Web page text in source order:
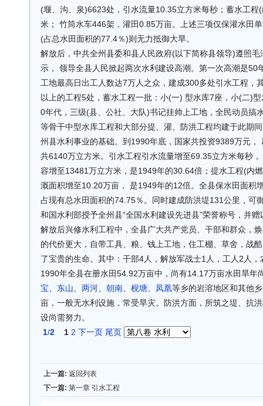
(堰、沟、泉)6623处，引水流量10.35立方米每秒；蓄水工
米； 竹筒水车446架，灌田0.85万亩。上述三项仅保灌水田
(占总水田面积的77.4％)则无力抵御大旱。
解放后，中共全州县委和县人民政府(以下简称县领导)遵照毛
示， 领导全县人民掀起两次水利建设高潮。第一次高潮是
工地最高日出工人数达7万人之众，建成300多处引水工程，
以上的工程5处，蓄水工程一批：小(一) 型水库7座，小(二)
0年代，三级(县、公社、大队)书记挂帅上工地，全民动员搞
等骨干中型水库工程和大部分提、灌、防洪工程均建于此期
州县水利事业的基础。到1990年底，国家共投资9389万元
共6140万立方米。引水工程引水流量增至69.35立方米每秒
容增至13481万立方米，是1949年的30.64倍；提水工程(内
溉面积增至10.20万亩， 是1949年的12倍。全县保水田面积
占现有总水田面积的74.75％。同时建成防洪堤131公里，可
和国水利部授予全州县“全国水利建设先进县”荣誉称号，并
解放后兴修水利工程中，全县广大共产党员、干部和群众，
的代价更大，自带工具、粮、钱上工地，住工棚、草舍，战
了宝贵的生命。其中：干部4人，解放军战士1人，工人2人，
1990年全县在册水田54.92万亩中，尚有14.17万亩水田旱年
宝
东山 两河 朝南 枧塘 凤凰等乡的岩溶地区和其他
亩，一般无水利设施，常受旱灾。防洪方面，所筑之堤、抗
设尚需努力。
1/2 1 2 下一页 尾页
上一篇: 返回列表
下一篇: 第一章 引水工程